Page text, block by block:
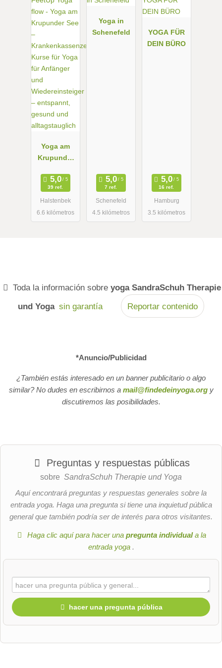
Yoga am
Krupunder
Krankenkas
senzertifizier
te Kurse für
Yoga für
gesund und
ch
39 ref.
Halstenbek
6.6 kilómetros
Yoga in
Schenefeld
7 ref.
Schenefeld
4.5 kilómetros
YOGA FÜR
DEIN BÜRO
16 ref.
Hamburg
3.5 kilómetros
Toda la información sobre yoga SandraSchuh Therapie
und Yoga sin garantía Reportar contenido
*Anuncio/Publicidad
¿También estás interesado en un banner publicitario o algo
similar? No dudes en escribirnos a mail@findedeinyoga.orgy
discutiremos las posibilidades.
Preguntas y respuestas públicas
sobre SandraSchuh Therapie und Yoga
Aquí encontrará preguntas y respuestas generales sobre la
entrada yoga. Haga una pregunta si tiene una inquietud pública
general que también podría ser de interés para otros visitantes.
Haga clic aquí para hacer unapregunta individuala la
entrada yoga .
hacer una pregunta pública